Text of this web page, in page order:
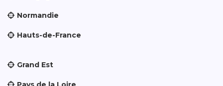
Normandie
Hauts-de-France
Grand Est